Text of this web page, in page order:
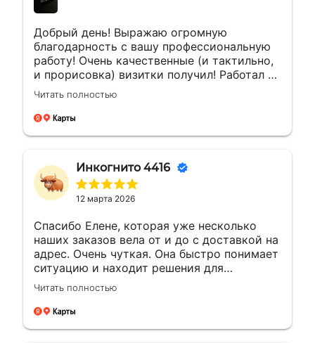
Добрый день! Выражаю огромную
благодарность с вашу профессиональную
работу! Очень качественные (и тактильно,
и прорисовка) визитки получил! Работал с
менеджером Еленой. Ей отдельная
благодарность за мгновенные ответы и
полное сопровождение заказа!
Читать полностью
Инкогнито 4416
12 марта 2026
Спасибо Елене, которая уже несколько
наших заказов вела от и до с доставкой на
адрес. Очень чуткая. Она быстро понимает
ситуацию и находит решения для
возникающих вопросов.Это заслуживает
уважения. Будущие компании с такими
сотрудниками всегда на высоте будут
Читать полностью